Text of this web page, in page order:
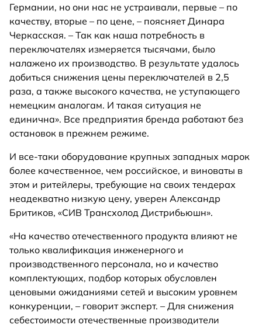
Германии, но они нас не устраивали, первые – по
качеству, вторые – по цене, – поясняет Динара
Черкасская. – Так как наша потребность в
переключателях измеряется тысячами, было
налажено их производство. В результате удалось
добиться снижения цены переключателей в 2,5
раза, а также высокого качества, не уступающего
немецким аналогам. И такая ситуация не
единична». Все предприятия бренда работают без
остановок в прежнем режиме.
И все-таки оборудование крупных западных марок
более качественное, чем российское, и виноваты в
этом и ритейлеры, требующие на своих тендерах
неадекватно низкую цену, уверен Александр
Бритиков, «СИВ Трансхолод Дистрибьюшн».
«На качество отечественного продукта влияют не
только квалификация инженерного и
производственного персонала, но и качество
комплектующих, подбор которых обусловлен
ценовыми ожиданиями сетей и высоким уровнем
конкуренции, – говорит эксперт. – Для снижения
себестоимости отечественные производители